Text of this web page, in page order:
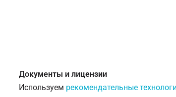
Документы и лицензии
Используем рекомендательные